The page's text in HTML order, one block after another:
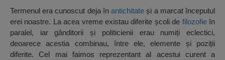
Termenul era cunoscut deja înantichitate și a marcat începutul
erei noastre. La acea vreme existau diferite școli de filozofieîn
paralel, iar gânditorii și politicienii erau numiți eclectici,
deoarece acestia combinau, între ele, elemente și poziții
diferite. Cel mai faimos reprezentant al acestui curent a